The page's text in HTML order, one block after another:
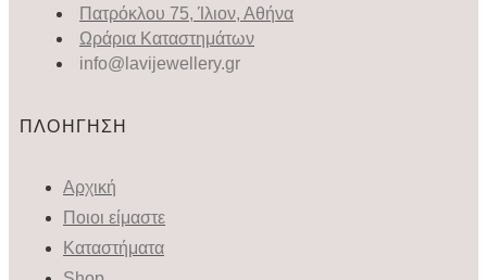
Πατρόκλου 75, Ίλιον, Αθήνα
Ωράρια Καταστημάτων
info@lavijewellery.gr
ΠΛΟΗΓΗΣΗ
Αρχική
Ποιοι είμαστε
Καταστήματα